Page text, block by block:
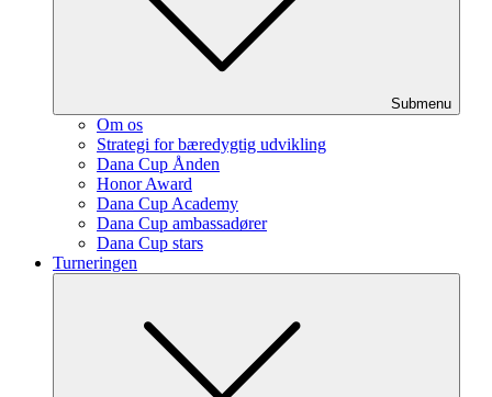
Submenu
Om os
Strategi for bæredygtig udvikling
Dana Cup Ånden
Honor Award
Dana Cup Academy
Dana Cup ambassadører
Dana Cup stars
Turneringen